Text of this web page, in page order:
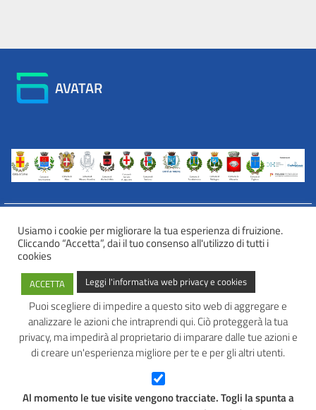
AVATAR
INFORMATIVA WEB PRIVACY E COOKIES
Privacy e cookies
Informazioni sulla privacy
Comunicazioni e modalità trasparenti per l’esercizio dei diritti
dell’interessato
AVATAR – Alleanza Territoriale per Azioni in Rete
Tel: 0445 691 472
Usiamo i cookie per migliorare la tua esperienza di fruizione.
Cliccando “Accetta”, dai il tuo consenso all'utilizzo di tutti i
cookies
ACCETTA Leggi l'informativa web privacy e cookies
Puoi scegliere di impedire a questo sito web di aggregare e
analizzare le azioni che intraprendi qui. Ciò proteggerà la tua
privacy, ma impedirà al proprietario di imparare dalle tue azioni e
di creare un'esperienza migliore per te e per gli altri utenti.
Al momento le tue visite vengono tracciate. Togli la spunta a